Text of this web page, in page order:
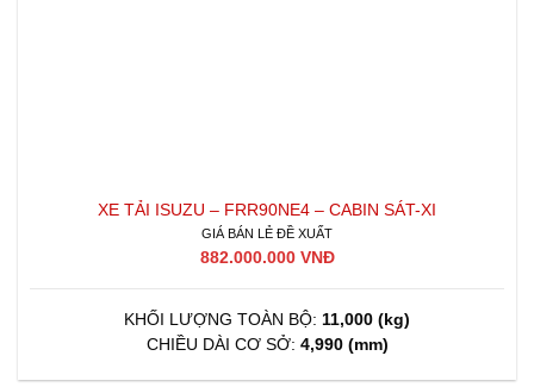
XE TẢI ISUZU – FRR90NE4 – CABIN SÁT-XI
GIÁ BÁN LẺ ĐỀ XUẤT
882.000.000 VNĐ
KHỐI LƯỢNG TOÀN BỘ: 11,000 (kg)
CHIỀU DÀI CƠ SỞ: 4,990 (mm)